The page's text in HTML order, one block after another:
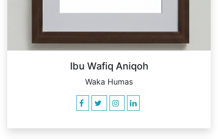
Ibu Wafiq Aniqoh
Waka Humas